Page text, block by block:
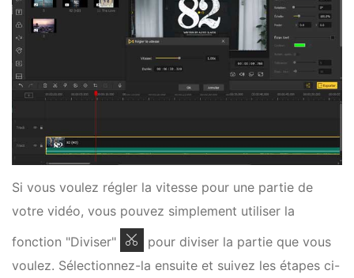
Si vous voulez régler la vitesse pour une partie de
votre vidéo, vous pouvez simplement utiliser la
fonction "Diviser"
pour diviser la partie que vous
voulez. Sélectionnez-la ensuite et suivez les étapes ci-